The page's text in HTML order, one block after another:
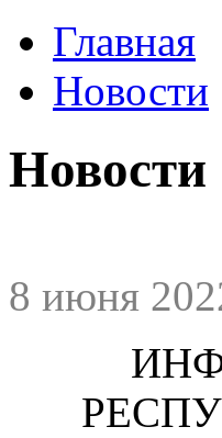
Главная
Новости
Новости
8 июня